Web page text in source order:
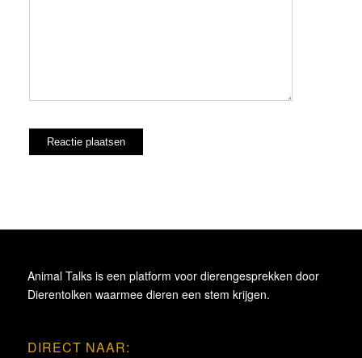
Animal Talks is een platform voor dierengesprekken door
Dierentolken waarmee dieren een stem krijgen.
DIRECT NAAR: